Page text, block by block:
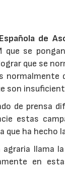
de
que se
que se
normalmente
son
de prensa
estas
ha hecho la
agraria llama
en